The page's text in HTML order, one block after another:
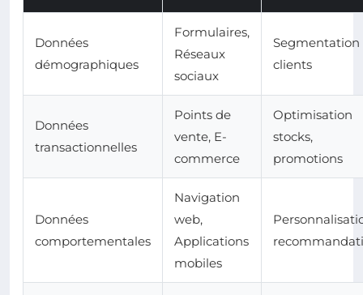
Données
démographiques
Formulaires,
Réseaux
sociaux
Segmentation
clients
Données
transactionnelles
Points de
vente, E-
commerce
Optimisation
stocks,
promotions
Données
comportementales
Navigation
web,
Applications
mobiles